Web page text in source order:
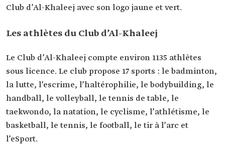
Club d’Al-Khaleej avec son logo jaune et vert.
Les athlètes du Club d’Al-Khaleej
Le Club d’Al-Khaleej compte environ 1135 athlètes
sous licence. Le club propose 17 sports : le badminton,
la lutte, l’escrime, l’haltérophilie, le bodybuilding, le
handball, le volleyball, le tennis de table, le
taekwondo, la natation, le cyclisme, l’athlétisme, le
basketball, le tennis, le football, le tir à l’arc et
l’eSport.